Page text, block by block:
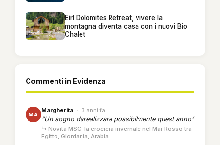
Eirl Dolomites Retreat, vivere la
montagna diventa casa con i nuovi Bio
Chalet
Commenti in Evidenza
MA
Margherita · 3 anni fa
“Un sogno darealizzare possibilmente quest anno”
↳ Novità MSC: la crociera invernale nel Mar Rosso tra
Egitto, Giordania, Arabia